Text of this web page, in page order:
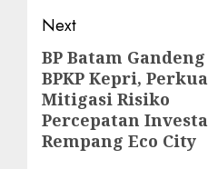
Next
Next
post:
BP Batam Gandeng
BPKP Kepri,
Mitigasi Risiko
Percepatan
Rempang Eco City